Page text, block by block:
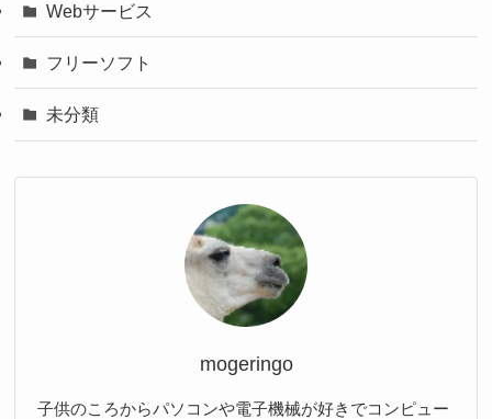
Webサービス
フリーソフト
未分類
mogeringo
子供のころからパソコンや電子機械が好きでコンピュー